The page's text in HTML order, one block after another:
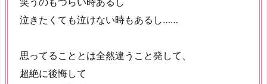
泣きたくても泣けない時もあるし……
思ってることとは全然違うこと発して、
超絶に後悔して